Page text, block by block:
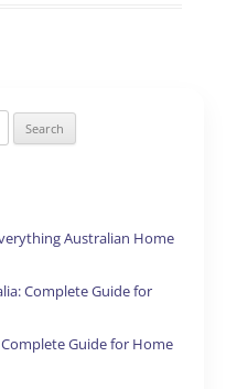
Australian Home
Complete Guide for
Guide for Home